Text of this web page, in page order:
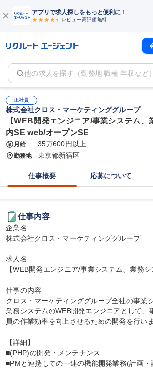
アプリで求人探しをもっと便利に！
レビュー高評価無料
他の求人を探す（勤務地 職種 年収など）
正社員
株式会社クロス・マーケティンググループ
【WEB開発エンジニア/事業システム、
内SE web/オープンSE
月給 35万600円以上
勤務地 東京都新宿区
仕事概要 応募について
仕事内容
企業名
株式会社クロス・マーケティンググループ
求人名
【WEB開発エンジニア/事業システム、業務
仕事の内容
クロス・マーケティンググループ全社の事業
業務システムのWEB開発エンジニアとして、
員の作業効率を向上させるための開発を行いま
【詳細】
■(PHP)の開発・メンテナンス
■PMと連携しての一連の機能開発業務(計画・